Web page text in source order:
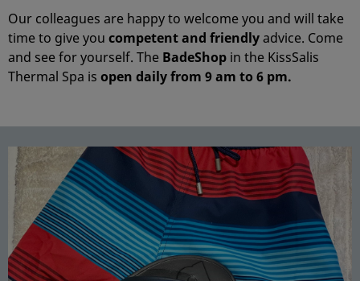
Our colleagues are happy to welcome you and will take
time to give you competent and friendlyadvice. Come
and see for yourself. The BadeShop in the KissSalis
Thermal Spa is open daily from 9am to 6 pm.